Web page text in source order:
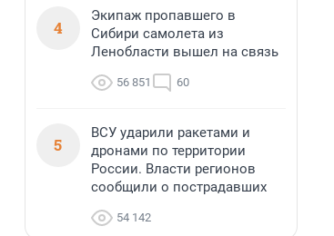
4
Экипаж пропавшего в
Сибири самолета из
Ленобласти вышел на связь
56 851 60
5
ВСУ ударили ракетами и
дронами по территории
России. Власти регионов
сообщили о пострадавших
54 142